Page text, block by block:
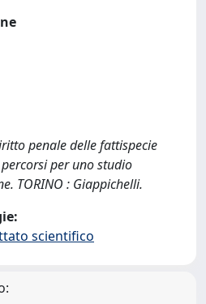
penale delle fattispecie
per uno studio
TORINO : Giappichelli.
scientifico